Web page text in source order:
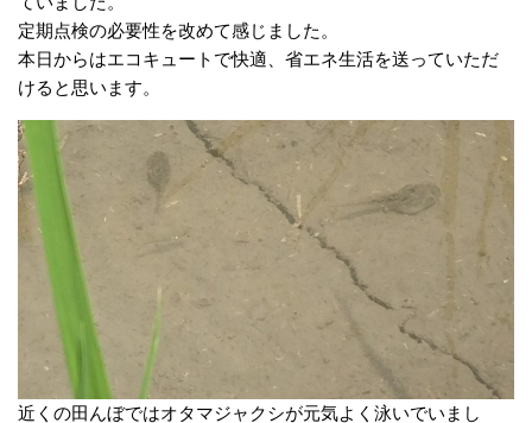
定期点検の必要性を改めて感じました。
本日からはエコキュートで快適、省エネ生活を送っていただ
けると思います。
近くの田んぼではオタマジャクシが元気よく泳いでいまし